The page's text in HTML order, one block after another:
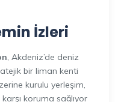
İzleri
, Akdeniz’de deniz
bir liman kenti
kurulu yerleşim,
koruma sağlıyor